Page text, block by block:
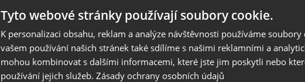
excentrem + dřevěná krájecí
deska 523469
22 950 Kčs DPH
527550
9 621 Kčs DPH
SET Blanco AXIA III 6 S tartufo s excentrem + dřevěná
Tyto webové stránky používají soubory cookie.
K personalizaci obsahu, reklam a analýze návštěvnosti používáme
vašem používání našich stránek také sdílíme s našimi reklamními a
mohou kombinovat s dalšími informacemi, které jste jim poskytli nebo
používání jejich služeb. Zásady ochrany osobních údajů